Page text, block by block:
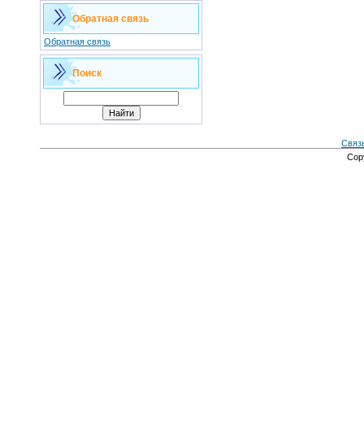
Обратная связь
Обратная связь
Поиск